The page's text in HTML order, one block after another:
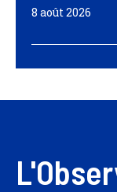
8 août 2026